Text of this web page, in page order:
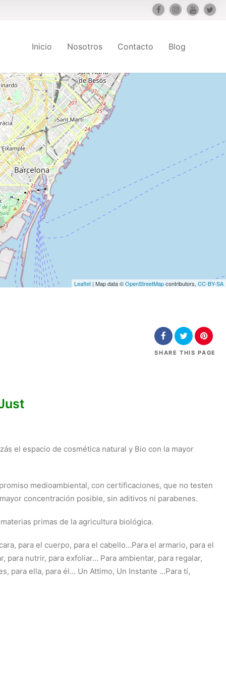
Inicio Nosotros Contacto Blog
Leaflet | Map data ©OpenStreetMapcontributors, CC-BY-SA
SHARE THIS PAGE
el espacio de cosmética natural y Bio con la mayor
medioambiental, con certificaciones, que no testen
concentración posible, sin aditivos ni parabenes.
primas de la agricultura biológica.
para el cuerpo, para el cabello…Para el armario, para el
para nutrir, para exfoliar… Para ambientar, para regalar,
para ella, para él… Un Attimo, Un Instante …Para tí,